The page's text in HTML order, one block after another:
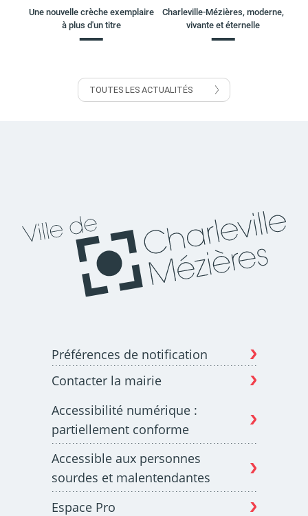
Une nouvelle crèche exemplaire
à plus d'un titre
Charleville-Mézières, moderne,
vivante et éternelle
TOUTES LES ACTUALITÉS
Préférences de notification
Contacter la mairie
Accessibilité numérique :
partiellement conforme
Accessible aux personnes
sourdes et malentendantes
Espace Pro